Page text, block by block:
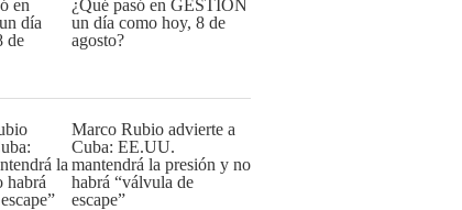
¿Qué pasó en GESTIÓN
un día como hoy, 8 de
agosto?
Marco Rubio advierte a
Cuba: EE.UU.
mantendrá la presión y no
habrá “válvula de
escape”